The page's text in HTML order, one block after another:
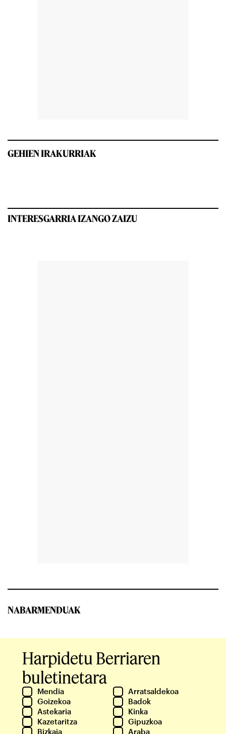
GEHIEN IRAKURRIAK
INTERESGARRIA IZANGO ZAIZU
NABARMENDUAK
Harpidetu Berriaren
buletinetara
Mendia
Arratsaldekoa
Goizekoa
Badok
Astekaria
Kinka
Kazetaritza
Gipuzkoa
Bizkaia
Araba